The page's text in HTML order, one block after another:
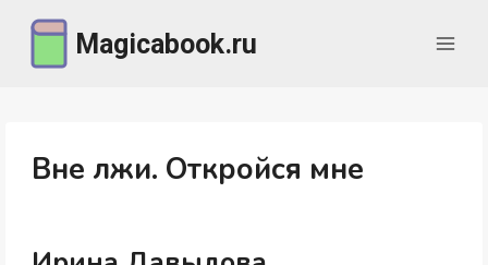
содержимому
Magicabook.ru
Вне лжи. Откройся мне